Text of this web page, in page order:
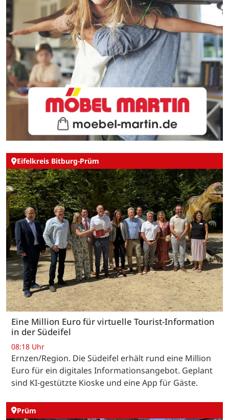
Eifelkreis Bitburg-Prüm
Eine Million Euro für virtuelle Tourist-Information
in der Südeifel
08:18 Uhr
Ernzen/Region. Die Südeifel erhält rund eine Million
Euro für ein digitales Informationsangebot. Geplant
sind KI-gestützte Kioske und eine App für Gäste.
Prüm